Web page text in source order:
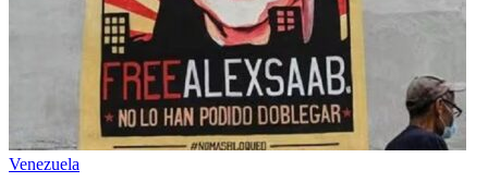
Venezuela